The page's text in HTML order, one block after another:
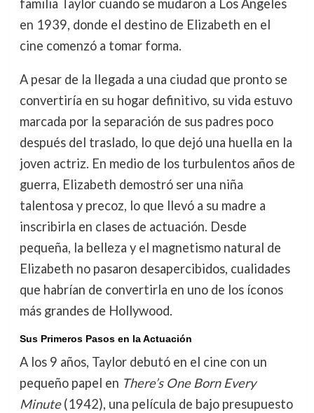
familia Taylor cuando se mudaron a Los Ángeles
en 1939, donde el destino de Elizabeth en el
cine comenzó a tomar forma.
A pesar de la llegada a una ciudad que pronto se
convertiría en su hogar definitivo, su vida estuvo
marcada por la separación de sus padres poco
después del traslado, lo que dejó una huella en la
joven actriz. En medio de los turbulentos años de
guerra, Elizabeth demostró ser una niña
talentosa y precoz, lo que llevó a su madre a
inscribirla en clases de actuación. Desde
pequeña, la belleza y el magnetismo natural de
Elizabeth no pasaron desapercibidos, cualidades
que habrían de convertirla en uno de los íconos
más grandes de Hollywood.
Sus Primeros Pasos en la Actuación
A los 9 años, Taylor debutó en el cine con un
pequeño papel en There’s One Born Every
Minute(1942), una película de bajo presupuesto